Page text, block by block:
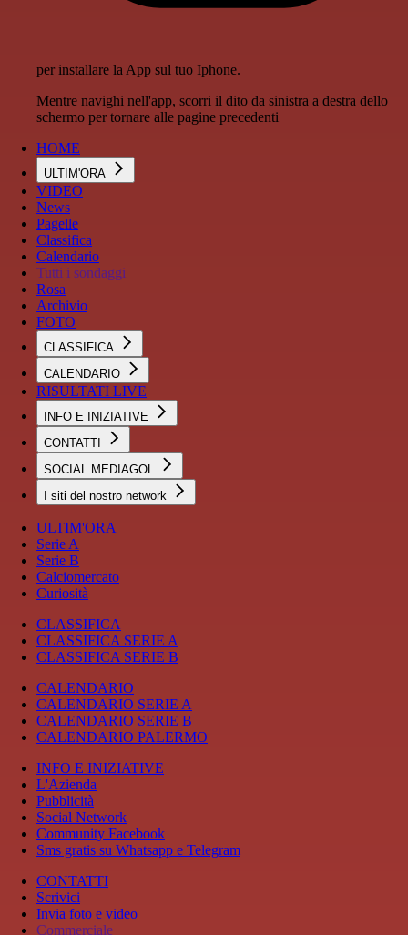
per installare la App sul tuo Iphone.
Mentre navighi nell'app, scorri il dito da sinistra a destra dello
schermo per tornare alle pagine precedenti
HOME
ULTIM'ORA
VIDEO
News
Pagelle
Classifica
Calendario
Tutti i sondaggi
Rosa
Archivio
FOTO
CLASSIFICA
CALENDARIO
RISULTATI LIVE
INFO E INIZIATIVE
CONTATTI
SOCIAL MEDIAGOL
I siti del nostro network
ULTIM'ORA
Serie A
Serie B
Calciomercato
Curiosità
CLASSIFICA
CLASSIFICA SERIE A
CLASSIFICA SERIE B
CALENDARIO
CALENDARIO SERIE A
CALENDARIO SERIE B
CALENDARIO PALERMO
INFO E INIZIATIVE
L'Azienda
Pubblicità
Social Network
Community Facebook
Sms gratis su Whatsapp e Telegram
CONTATTI
Scrivici
Invia foto e video
Commerciale